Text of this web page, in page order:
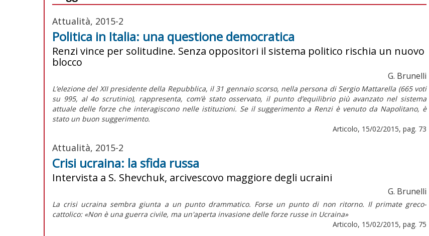
Attualità, 2015-2
Politica in Italia: una questione democratica
Renzi vince per solitudine. Senza oppositori il sistema politico rischia un nuovo
blocco
G. Brunelli
L’elezione del XII presidente della Repubblica, il 31 gennaio scorso, nella persona di Sergio Mattarella (665 voti
su 995, al 4o scrutinio), rappresenta, com’è stato osservato, il punto d’equilibrio più avanzato nel sistema
attuale delle forze che interagiscono nelle istituzioni. Se il suggerimento a Renzi è venuto da Napolitano, è
stato un buon suggerimento.
Articolo, 15/02/2015, pag. 73
Attualità, 2015-2
Crisi ucraina: la sfida russa
Intervista a S. Shevchuk, arcivescovo maggiore degli ucraini
G. Brunelli
La crisi ucraina sembra giunta a un punto drammatico. Forse un punto di non ritorno. Il primate greco-
cattolico: «Non è una guerra civile, ma un'aperta invasione delle forze russe in Ucraina»
Articolo, 15/02/2015, pag. 75